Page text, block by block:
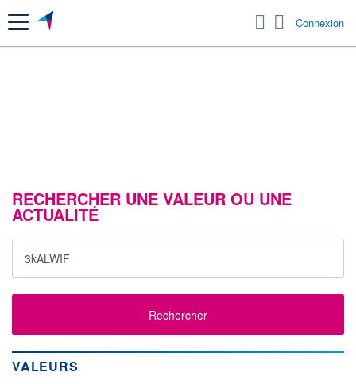
Menu Connexion
RECHERCHER UNE VALEUR OU UNE
ACTUALITÉ
Rechercher
VALEURS